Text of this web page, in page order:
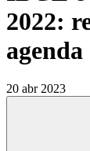
2022:
20 abr 2023